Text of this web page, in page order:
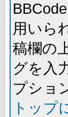
用いら
稿欄の
グを入
プショ
トップ